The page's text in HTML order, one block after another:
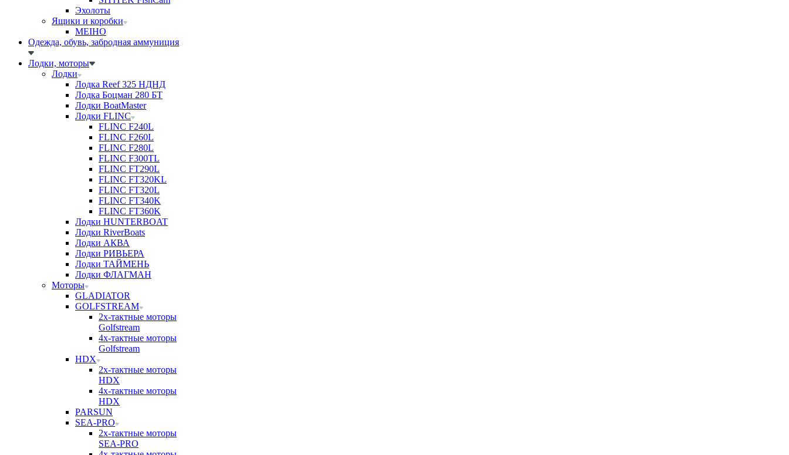
Эхолоты
Ящики и коробки
MEIHO
Одежда, обувь, забродная аммуниция
Лодки, моторы
Лодки
Лодка Reef 325 НДНД
Лодка Боцман 280 БТ
Лодки BoatMaster
Лодки FLINC
FLINC F240L
FLINC F260L
FLINC F280L
FLINC F300TL
FLINC FT290L
FLINC FT320KL
FLINC FT320L
FLINC FT340K
FLINC FT360K
Лодки HUNTERBOAT
Лодки RiverBoats
Лодки АКВА
Лодки РИВЬЕРА
Лодки ТАЙМЕНЬ
Лодки ФЛАГМАН
Моторы
GLADIATOR
GOLFSTREAM
2х-тактные моторы
Golfstream
4х-тактные моторы
Golfstream
HDX
2х-тактные моторы
HDX
4х-тактные моторы
HDX
PARSUN
SEA-PRO
2х-тактные моторы
SEA-PRO